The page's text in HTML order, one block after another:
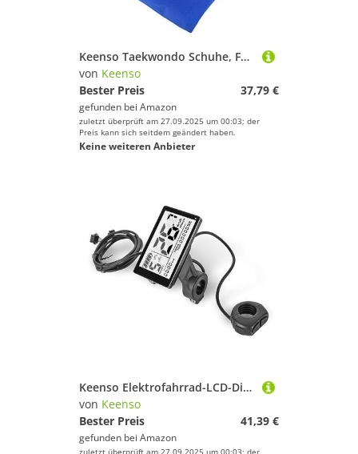
Keenso Taekwondo Schuhe, Für Sportboxen Kung Fu Taichi, Kampfsport Sneaker, Leichte Schuhe für Männer und Frauen mit Blauer Aufbewahrungstasche(40)
von Keenso
Bester Preis
37,79 €
gefunden bei Amazon
zuletzt überprüft am 27.09.2025 um 00:03; der
Preis kann sich seitdem geändert haben.
Keine weiteren Anbieter
Keenso Elektrofahrrad-LCD-Display, Elektroroller M5 LCD-Panel-Bildschirm 24V 36V 48V 60V 64V Universal-LCD-Display
von Keenso
Bester Preis
41,39 €
gefunden bei Amazon
zuletzt überprüft am 27.09.2025 um 00:03; der